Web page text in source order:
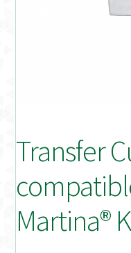
Mi cuenta
On-line Store
Productos Favoritos
Transfer
Martina®